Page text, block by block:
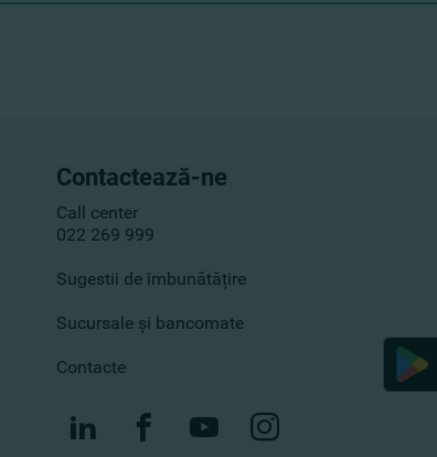
Contactează-ne
Call center
022 269 999
Sugestii de îmbunătățire
Sucursale și bancomate
Contacte